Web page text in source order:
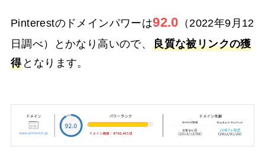
Pinterestのドメインパワーは92.0 （2022年9月12
日調べ）とかなり高いので、良質な被リンクの獲
得 となります。